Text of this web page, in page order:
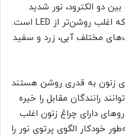
دو الکترود، نور شدید
سفید یا مایل به آبی تولید می‌کند که اغلب روشن‌تر از LED است.
مختلف آبی، زرد و سفید
زنون به قدری روشن هستند
رانندگان مقابل را خیره
دارای چراغ زنون اغلب
خودکار الگوی پرتوی نور را